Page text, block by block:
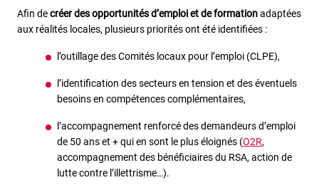
Afin decréer des opportunités d’emploi et de formationadaptées
aux réalités locales, plusieurs priorités ont été identifiées :
l’outillage des Comités locaux pour l’emploi (CLPE),
l’identification des secteurs en tension et des éventuels
besoins en compétences complémentaires,
l’accompagnement renforcé des demandeurs d’emploi
de 50 ans et + qui en sont le plus éloignés (O2R,
accompagnement des bénéficiaires du RSA, action de
lutte contre l’illettrisme…).